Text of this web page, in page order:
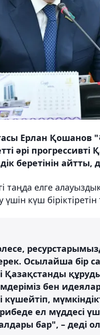
Ерлан Қошанов
әрі
беретінін айтты,
таңда елге
күш
Осылайша бір
Қазақстанды
бен
күшейтіп,
ел мүддесі
бар", – деді